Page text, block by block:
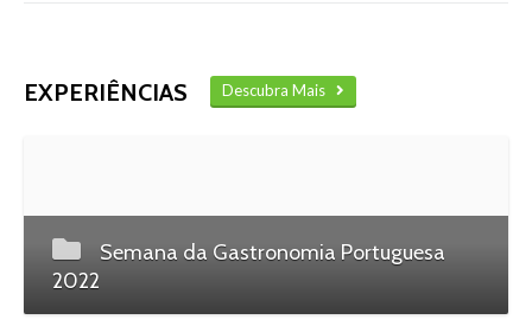
EXPERIÊNCIAS Descubra Mais
Semana da Gastronomia Portuguesa
2022